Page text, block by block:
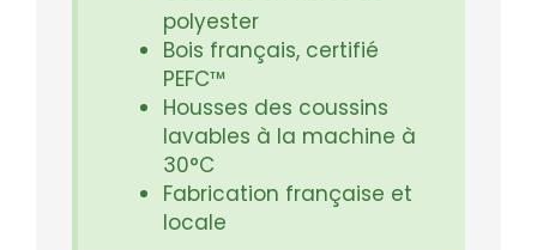
polyester
Bois français, certifié
PEFC™
Housses des coussins
lavables à la machine à
30°C
Fabrication française et
locale